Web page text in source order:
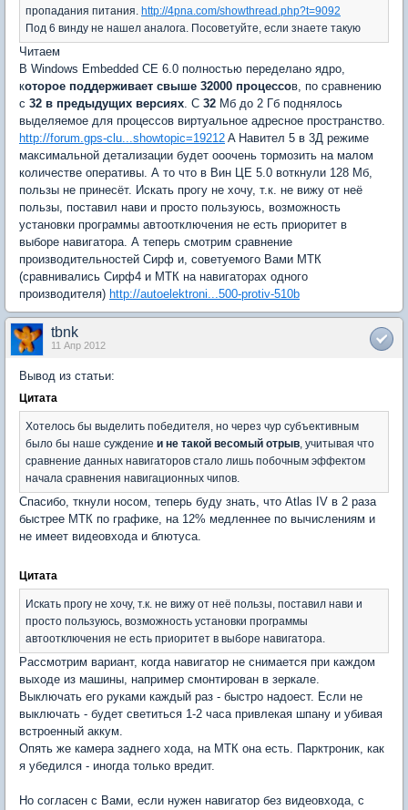
пропадания питания. http://4pna.com/showthread.php?t=9092
Под 6 винду не нашел аналога. Посоветуйте, если знаете такую
Читаем
В Windows Embedded CE 6.0 полностью переделано ядро,
которое поддерживает свыше 32000 процессов, по сравнению
с 32 в предыдущих версиях. С 32 Мб до 2 Гб поднялось
выделяемое для процессов виртуальное адресное пространство.
http://forum.gps-clu...showtopic=19212 A Навител 5 в 3Д режиме
максимальной детализации будет ооочень тормозить на малом
количестве оперативы. А то что в Вин ЦЕ 5.0 воткнули 128 Мб,
пользы не принесёт. Искать прогу не хочу, т.к. не вижу от неё
пользы, поставил нави и просто пользуюсь, возможность
установки программы автоотключения не есть приоритет в
выборе навигатора. А теперь смотрим сравнение
производительностей Сирф и, советуемого Вами МТК
(сравнивались Сирф4 и МТК на навигаторах одного
производителя) http://autoelektroni...500-protiv-510b
tbnk
11 Апр 2012
Вывод из статьи:
Цитата
Хотелось бы выделить победителя, но через чур субъективным
было бы наше суждение и не такой весомый отрыв , учитывая что
сравнение данных навигаторов стало лишь побочным эффектом
начала сравнения навигационных чипов.
Спасибо, ткнули носом, теперь буду знать, что Atlas IV в 2 раза
быстрее МТК по графике, на 12% медленнее по вычислениям и
не имеет видеовхода и блютуса.
Цитата
Искать прогу не хочу, т.к. не вижу от неё пользы, поставил нави и
просто пользуюсь, возможность установки программы
автоотключения не есть приоритет в выборе навигатора.
Рассмотрим вариант, когда навигатор не снимается при каждом
выходе из машины, например смонтирован в зеркале.
Выключать его руками каждый раз - быстро надоест. Если не
выключать - будет светиться 1-2 часа привлекая шпану и убивая
встроенный аккум.
Опять же камера заднего хода, на МТК она есть. Парктроник, как
я убедился - иногда только вредит.
Но согласен с Вами, если нужен навигатор без видеовхода, с